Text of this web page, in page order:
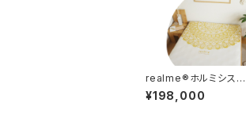
realme®ホルミシス敷
きマット
¥198,000